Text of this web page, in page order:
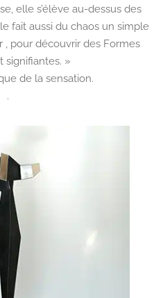
elle s’élève au-dessus des
fait aussi du chaos un simple
, pour découvrir des Formes
signifiantes. »
de la sensation.
.